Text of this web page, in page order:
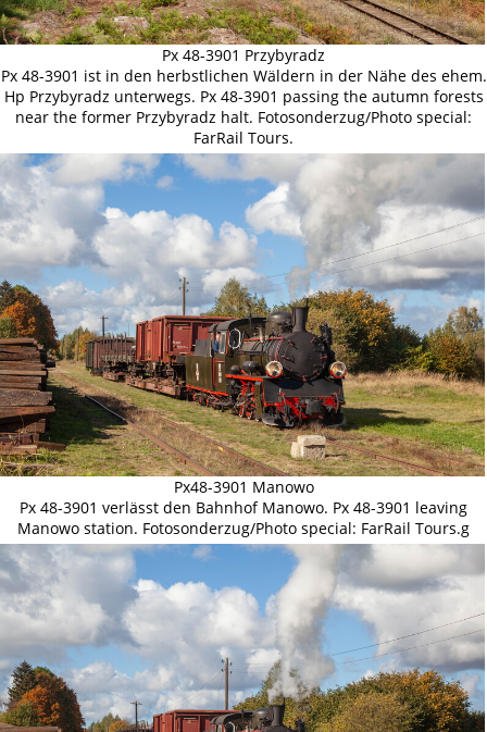
Px 48-3901 Przybyradz
Px 48-3901 ist in den herbstlichen Wäldern in der Nähe des ehem.
Hp Przybyradz unterwegs. Px 48-3901 passing the autumn forests
near the former Przybyradz halt. Fotosonderzug/Photo special:
FarRail Tours.
Px48-3901 Manowo
Px 48-3901 verlässt den Bahnhof Manowo. Px 48-3901 leaving
Manowo station. Fotosonderzug/Photo special: FarRail Tours.g